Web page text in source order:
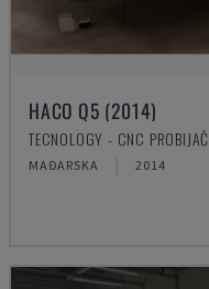
HACO Q5 (2014)
TECNOLOGY - CNC PROBIJAČ
MAĐARSKA 2014